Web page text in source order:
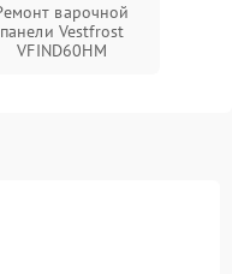
варочной
панели Vestfrost
VFIND60HM